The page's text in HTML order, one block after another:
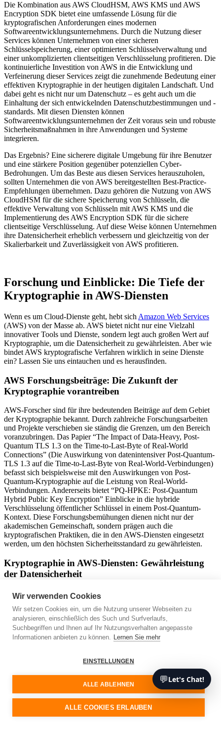
Die Kombination aus AWS CloudHSM, AWS KMS und AWS
Encryption SDK bietet eine umfassende Lösung für die
kryptografischen Anforderungen eines modernen
Softwareentwicklungsunternehmens. Durch die Nutzung dieser
Services können Unternehmen von einer sicheren
Schlüsselspeicherung, einer optimierten Schlüsselverwaltung und
einer unkomplizierten clientseitigen Verschlüsselung profitieren. Die
kontinuierliche Investition von AWS in die Entwicklung und
Verfeinerung dieser Services zeigt die zunehmende Bedeutung einer
effektiven Kryptographie in der heutigen digitalen Landschaft. Und
dabei geht es nicht nur um Datenschutz – es geht auch um die
Einhaltung der sich entwickelnden Datenschutzbestimmungen und -
standards. Mit diesen Diensten können
Softwareentwicklungsunternehmen der Zeit voraus sein und robuste
Sicherheitsmaßnahmen in ihre Anwendungen und Systeme
integrieren.
Das Ergebnis? Eine sicherere digitale Umgebung für ihre Benutzer
und eine stärkere Position gegenüber potenziellen Cyber-
Bedrohungen. Um das Beste aus diesen Services herauszuholen,
sollten Unternehmen die von AWS bereitgestellten Best-Practice-
Empfehlungen übernehmen. Dazu gehören die Nutzung von AWS
CloudHSM für die sichere Speicherung von Schlüsseln, die
effektive Verwaltung von Schlüsseln mit AWS KMS und die
Implementierung des AWS Encryption SDK für die sichere
clientseitige Verschlüsselung. Auf diese Weise können Unternehmen
ihre Datensicherheit erheblich verbessern und gleichzeitig von der
Skalierbarkeit und Zuverlässigkeit von AWS profitieren.
Forschung und Einblicke: Die Tiefe der
Kryptographie in AWS-Diensten
Wenn es um Cloud-Dienste geht, hebt sich Amazon Web Services
(AWS) von der Masse ab. AWS bietet nicht nur eine Vielzahl
innovativer Tools und Dienste, sondern legt auch großen Wert auf
Kryptographie, um die Datensicherheit zu gewährleisten. Aber wie
bindet AWS kryptografische Verfahren wirklich in seine Dienste
ein? Lassen Sie uns eintauchen und es herausfinden.
AWS Forschungsbeiträge: Die Zukunft der
Kryptographie vorantreiben
AWS-Forscher sind für ihre bedeutenden Beiträge auf dem Gebiet
der Kryptographie bekannt. Durch zahlreiche Forschungsarbeiten
und Projekte verschieben sie ständig die Grenzen, um den Bereich
voranzubringen. Das Papier “The Impact of Data-Heavy, Post-
Quantum TLS 1.3 on the Time-to-Last-Byte of Real-World
Connections” (Die Auswirkung von datenintensiver Post-Quantum-
TLS 1.3 auf die Time-to-Last-Byte von Real-World-Verbindungen)
befasst sich beispielsweise mit den Auswirkungen von Post-
Quantum-Kryptographie auf die Leistung von Real-World-
Verbindungen. Andererseits bietet “PQ-HPKE: Post-Quantum
Hybrid Public Key Encryption” Einblicke in die hybride
Verschlüsselung öffentlicher Schlüssel in einem Post-Quantum-
Kontext. Diese Forschungsbemühungen dienen nicht nur der
akademischen Gemeinschaft, sondern prägen auch die
kryptografischen Praktiken, die in den AWS-Diensten eingesetzt
werden, um den höchsten Sicherheitsstandard zu gewährleisten.
Kryptographie in AWS-Diensten: Gewährleistung
der Datensicherheit
Ein beispielhafter AWS-Service, der die Kryptographie nutzt, ist
speicherung, vor allem durch kryptografische Mechanismen.
Schauen wir uns an, wie das funktioniert.
Automatische Verschlüsselung:Wenn Sie ein Objekt in
Verschlüsselung mit von AWS verwalteten Schlüsseln (SSE-
S3), einer kryptografischen Methode, die Kundendaten
Amazon S3
verwendet verschiedene Zugriffskontrollmechanismen, wie
Bucket Policies und Access Control Lists (ACLs), um zu
verwalten, wer auf Ihre Objekte und Buckets zugreifen darf.
💬Let's Chat!
Wir verwenden Cookies
Wir setzen Cookies ein, um die Nutzung unserer Webseiten zu
analysieren, einschließlich des Such und Surfverlaufs,
Suchbegriffen und Ihnen auf Ihr Nutzungsverhalten angepasste
Informationen anbieten zu können. Lernen Sie mehr
EINSTELLUNGEN
ALLE ABLEHNEN
ALLE COOKIES ERLAUBEN